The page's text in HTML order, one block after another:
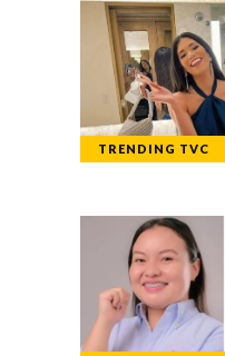
TRENDING TVC